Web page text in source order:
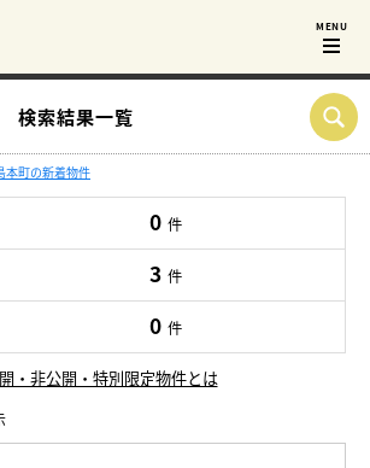
検索結果一覧
本町の新着物件
0 件
3 件
0 件
・非公開・特別限定物件とは